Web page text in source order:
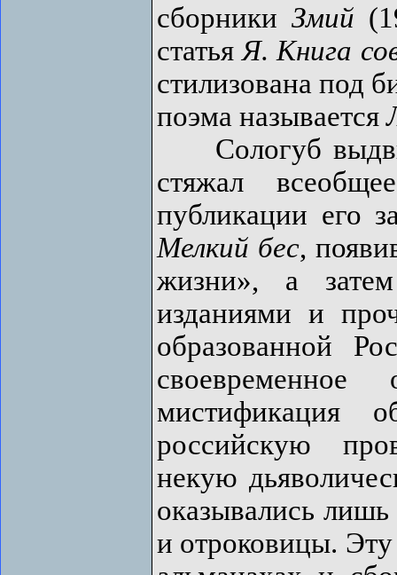
сборники Змий
статьяЯ. Книга
стилизована под
поэма называется
Сологуб
стяжал
публикации его
Мелкий бес,
жизни», а
изданиями и
образованной
своевременное
мистификация
российскую
некую
оказывались
и отроковицы.